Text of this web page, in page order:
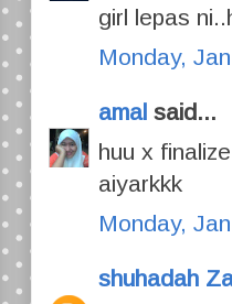
girl lepas
Monday,
amal said...
huu x
aiyarkkk
Monday,
shuhadah